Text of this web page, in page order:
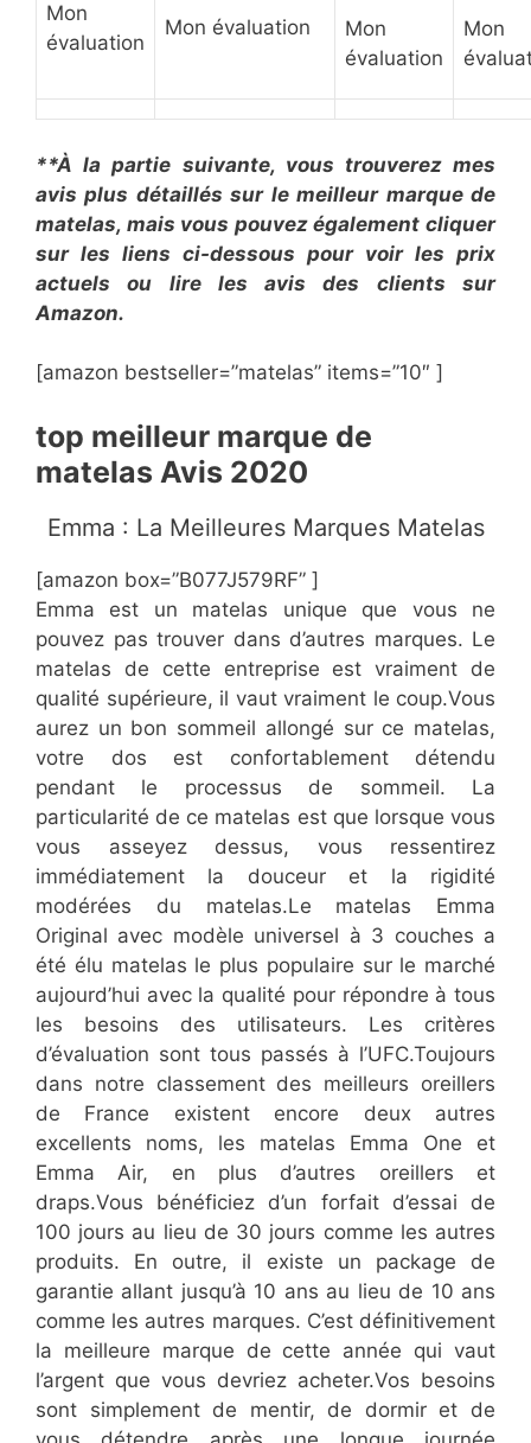
Mon
évaluation
Mon évaluation
Mon
évaluation
Mon
**À la partie suivante, vous trouverez mes
avis plus détaillés sur le meilleur marque de
matelas, mais vous pouvez également cliquer
sur les liens ci-dessous pour voir les prix
actuels ou lire les avis des clients sur
Amazon.
[amazon bestseller=”matelas” items=”10″ ]
top meilleur marque de
matelas Avis 2020
​Emma : La Meilleures Marques Matelas
[amazon box=”B077J579RF” ]
Emma est un matelas unique que vous ne
pouvez pas trouver dans d’autres marques. Le
matelas de cette entreprise est vraiment de
qualité supérieure, il vaut vraiment le coup.Vous
aurez un bon sommeil allongé sur ce matelas,
votre dos est confortablement détendu
pendant le processus de sommeil. La
particularité de ce matelas est que lorsque vous
vous asseyez dessus, vous ressentirez
immédiatement la douceur et la rigidité
modérées du matelas.Le matelas Emma
Original avec modèle universel à 3 couches a
été élu matelas le plus populaire sur le marché
aujourd’hui avec la qualité pour répondre à tous
les besoins des utilisateurs. Les critères
d’évaluation sont tous passés à l’UFC.Toujours
dans notre classement des meilleurs oreillers
de France existent encore deux autres
excellents noms, les matelas Emma One et
Emma Air, en plus d’autres oreillers et
draps.Vous bénéficiez d’un forfait d’essai de
100 jours au lieu de 30 jours comme les autres
produits. En outre, il existe un package de
garantie allant jusqu’à 10 ans au lieu de 10 ans
comme les autres marques. C’est définitivement
la meilleure marque de cette année qui vaut
l’argent que vous devriez acheter.Vos besoins
sont simplement de mentir, de dormir et de